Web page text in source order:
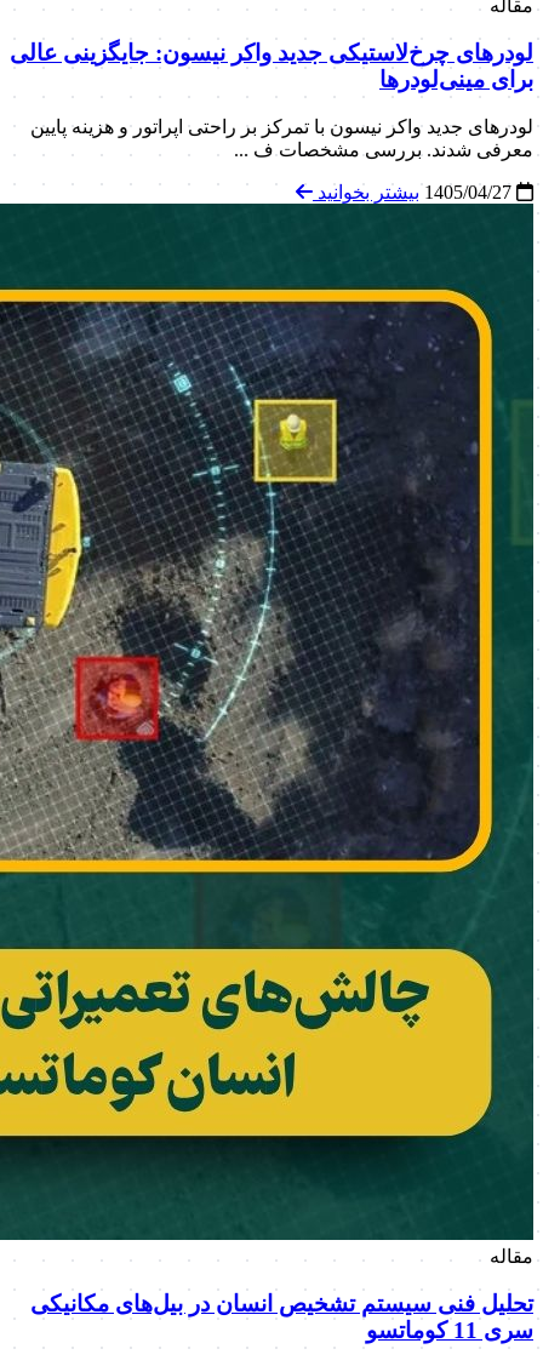
مقاله
لودرهای چرخ‌لاستیکی جدید واکر نیسون: جایگزینی عالی
برای مینی‌لودرها
لودرهای جدید واکر نیسون با تمرکز بر راحتی اپراتور و هزینه پایین
معرفی شدند. بررسی مشخصات ف ...
بیشتر بخوانید
مقاله
تحلیل فنی سیستم تشخیص انسان در بیل‌های مکانیکی
سری 11 کوماتسو